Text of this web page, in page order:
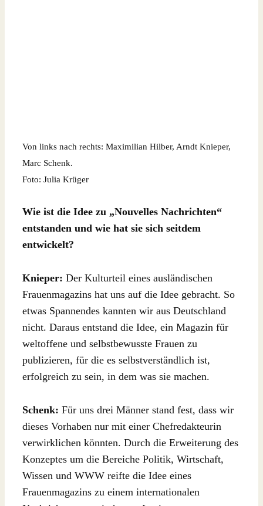
Von links nach rechts: Maximilian Hilber, Arndt Knieper,
Marc Schenk.
Foto: Julia Krüger
Wie ist die Idee zu „Nouvelles Nachrichten“
entstanden und wie hat sie sich seitdem
entwickelt?
Knieper: Der Kulturteil eines ausländischen
Frauenmagazins hat uns auf die Idee gebracht. So
etwas Spannendes kannten wir aus Deutschland
nicht. Daraus entstand die Idee, ein Magazin für
weltoffene und selbstbewusste Frauen zu
publizieren, für die es selbstverständlich ist,
erfolgreich zu sein, in dem was sie machen.
Schenk: Für uns drei Männer stand fest, dass wir
dieses Vorhaben nur mit einer Chefredakteurin
verwirklichen könnten. Durch die Erweiterung des
Konzeptes um die Bereiche Politik, Wirtschaft,
Wissen und WWW reifte die Idee eines
Frauenmagazins zu einem internationalen